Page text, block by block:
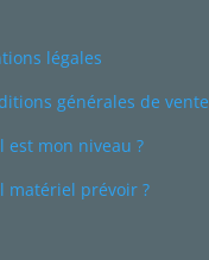
légales
générales de vente
est mon niveau ?
matériel prévoir ?